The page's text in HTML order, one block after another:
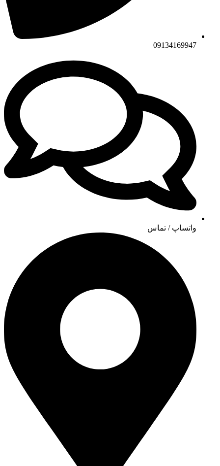
09134169947
واتساپ / تماس